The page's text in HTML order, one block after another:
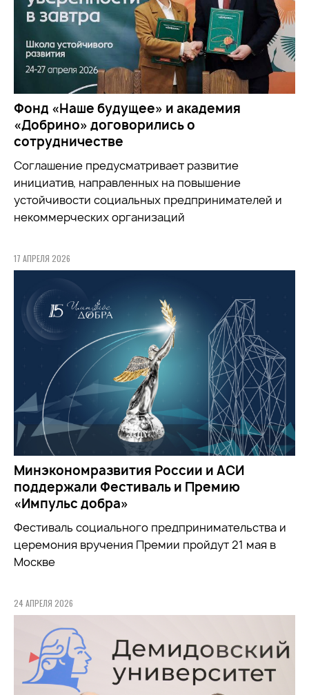
Фонд «Наше будущее» и академия
«Добрино» договорились о
сотрудничестве
Соглашение предусматривает развитие
инициатив, направленных на повышение
устойчивости социальных предпринимателей и
некоммерческих организаций
17 АПРЕЛЯ 2026
Минэкономразвития России и АСИ
поддержали Фестиваль и Премию
«Импульс добра»
Фестиваль социального предпринимательства и
церемония вручения Премии пройдут 21 мая в
Москве
24 АПРЕЛЯ 2026